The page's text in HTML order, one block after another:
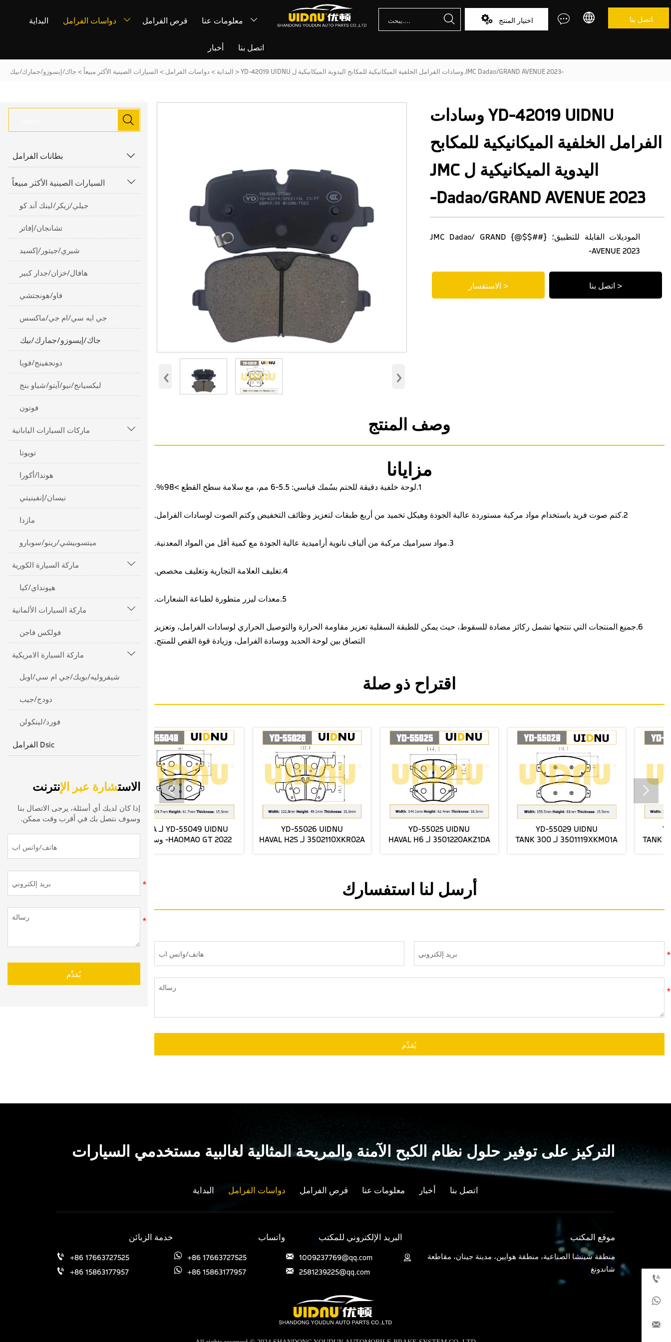
البداية دواسات الفرامل  قرص الفرامل معلومات عنا 
أخبار اتصل بنا
  اختيار المنتج   اتصل بنا
البداية>دواسات الفرامل>السيارات الصينية الأكثر مبيعاً>جاك/إيسوزو/جمارك/بيك > YD-42019 UIDNU وسادات الفرامل الخلفية الميكانيكية للمكابح اليدوية الميكانيكية ل JMC Dadao/GRAND AVENUE 2023-

بطانات الفرامل 
السيارات الصينية الأكثر مبيعاً 
جيلي/زيكر/لينك آند كو
تشانجان/إفاتر
شيري/جيتور/إكسيد
هافال/خزان/جدار كبير
فاو/هونجتشي
جي ايه سي/ام جي/ماكسس
جاك/إيسوزو/جمارك/بيك
دونجفينج/فويا
ليكسيانج/نيو/آيتو/شياو بنج
فوتون
ماركات السيارات اليابانية

تويوتا
هوندا/أكورا
نيسان/إنفينيتي
مازدا
ميتسوبيشي/رينو/سوبارو
ماركة السيارة الكورية

هيونداي/كيا
ماركة السيارات الألمانية

فولكس فاجن
ماركة السيارة الامريكية

شيفروليه/بويك/جي ام سي/اوبل
دودج/جيب
فورد/لينكولن
الفرامل Dsic
الاستشارة عبر الإنترنت
إذا كان لديك أي أسئلة، يرجى الاتصال بنا
وسوف نتصل بك في أقرب وقت ممكن.
يُقدِّم
‹ ›
YD-42019 UIDNU وسادات
الفرامل الخلفية الميكانيكية للمكابح
اليدوية الميكانيكية ل JMC
Dadao/GRAND AVENUE 2023-
الموديلات القابلة للتطبيق؛ {##$$@} JMC Dadao/ GRAND
AVENUE 2023-
الاستفسار > اتصل بنا >
وصف المنتج
مزايانا
1.لوحة خلفية دقيقة للختم بسُمك قياسي: 5.5-6 مم، مع سلامة سطح القطع >98%.
2.كتم صوت فريد باستخدام مواد مركبة مستوردة عالية الجودة وهيكل تخميد من أربع طبقات لتعزيز وظائف التخفيض وكتم الصوت لوسادات الفرامل.
3.مواد سيراميك مركبة من ألياف نانوية أراميدية عالية الجودة مع كمية أقل من المواد المعدنية.
4.تغليف العلامة التجارية وتغليف مخصص.
5.معدات ليزر متطورة لطباعة الشعارات.
6.جميع المنتجات التي ننتجها تشمل ركائز مضادة للسقوط، حيث يمكن للطبقة السفلية تعزيز مقاومة الحرارة والتوصيل الحراري لوسادات الفرامل، وتعزيز
التصاق بين لوحة الحديد ووسادة الفرامل، وزيادة قوة القص للمنتج.
اقتراح ذو صلة
YD-55025 UIDNU
3501220AKZ1DA لـ HAVAL H6
الأمامية
YD-55029 UIDNU
3501119XKM01A لـ TANK 300
YD-55030 UIDNU
3501119XKM01A لـ TANK 300
YD-54044 3501180MK01DE01
3501280MK03DE01
YD-54044
3501280MK03DE01
 
أرسل لنا استفسارك
يُقدِّم
التركيز على توفير حلول نظام الكبح الآمنة والمريحة المثالية لغالبية مستخدمي السيارات
البداية دواسات الفرامل قرص الفرامل معلومات عنا أخبار اتصل بنا
خدمة الزبائن
 +86 17663727525
 +86 15863177957
واتساب
 +86 17663727525
 +86 15863177957
البريد الإلكتروني للمكتب
 1009237769@qq.com
 2581239225@qq.com
موقع المكتب

منطقة شينشا الصناعية، منطقة هوايين، مدينة جينان، مقاطعة
شاندونغ


